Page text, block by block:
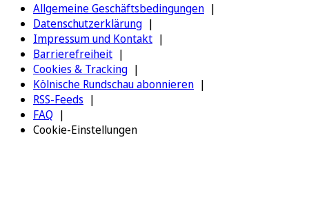
Allgemeine Geschäftsbedingungen
Datenschutzerklärung
Impressum und Kontakt
Barrierefreiheit
Cookies & Tracking
Kölnische Rundschau abonnieren
RSS-Feeds
FAQ
Cookie-Einstellungen